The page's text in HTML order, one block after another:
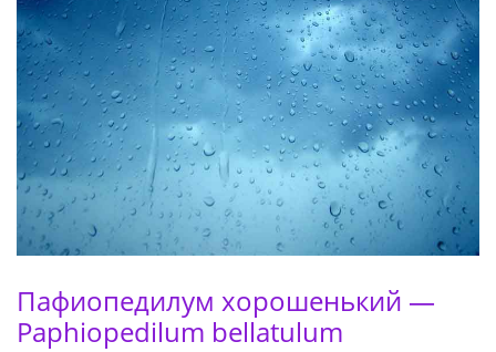
Пафиопедилум хорошенький —
Paphiopedilum bellatulum